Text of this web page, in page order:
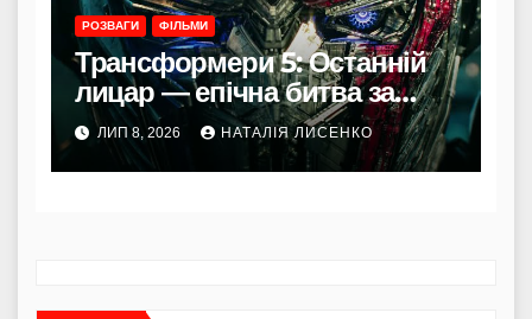
РОЗВАГИ ФІЛЬМИ
Трансформери 5: Останній
лицар — епічна битва за
долю Землі в стилі Майкла
Бея
ЛИП 8, 2026 НАТАЛІЯ ЛИСЕНКО